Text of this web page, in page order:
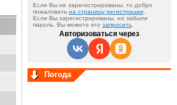
Если Вы не зарегистрированы, то добро
пожаловать на страницу регистрации
Если Вы зарегистрированы, но забыли
пароль, Вы можете его запросить
Авторизоваться через
Погода